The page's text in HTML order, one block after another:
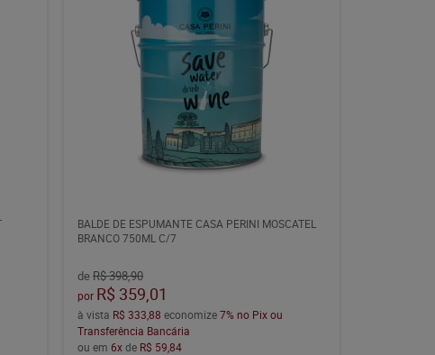
BALDE DE ESPUMANTE CASA PERINI MOSCATEL
BRANCO 750ML C/7
deR$ 398,90
por R$ 359,01
à vista R$ 333,88 economize7% no Pix ou
Transferência Bancária
ou em6xde R$ 59,84